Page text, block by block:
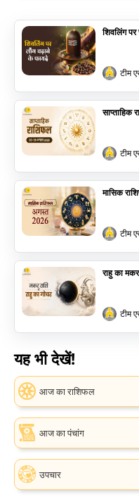
योग
अन्य
शिवलिंग
टीम
टीम
मासिक
टीम
राहु का
टीम
यह भी देखें!
आज का राशिफल
आज का पंचांग
उपचार